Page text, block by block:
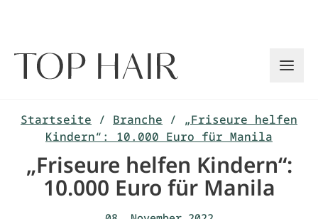
Startseite / Branche /
„Friseure helfen
Kindern“: 10.000 Euro für Manila
„Friseure helfen Kindern“:
10.000 Euro für Manila